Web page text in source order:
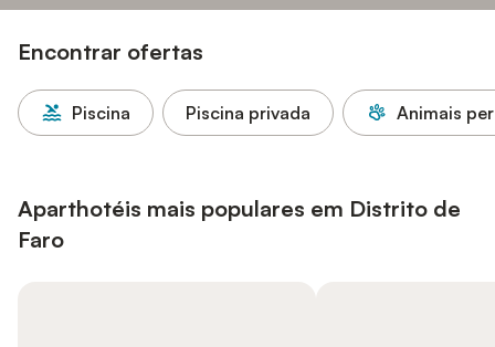
Encontrar ofertas
Piscina Piscina privada Animais
Aparthotéis mais populares em Distrito de
Faro